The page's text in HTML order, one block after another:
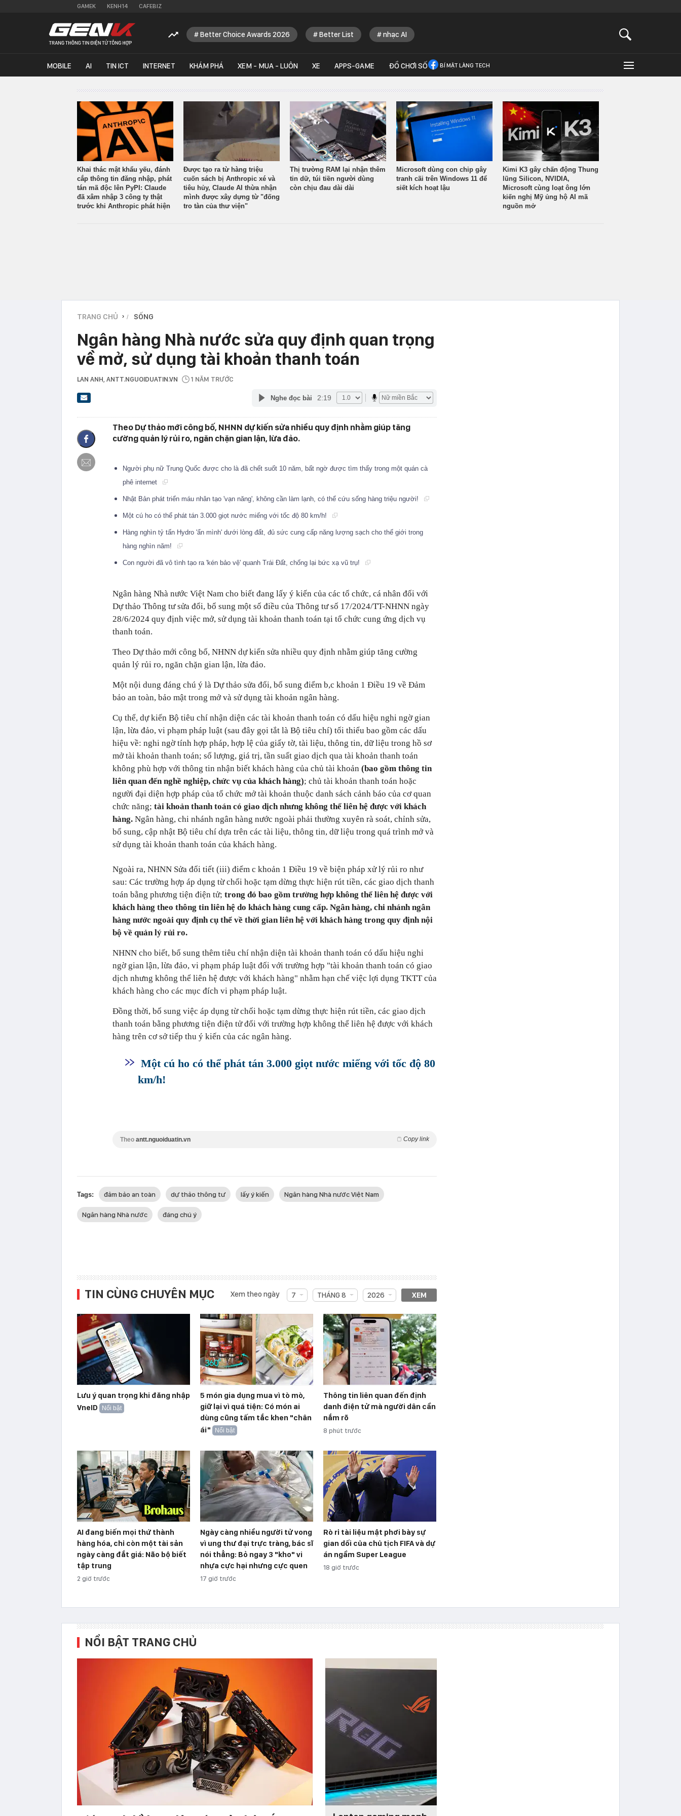
GAMEK KENH14 CAFEBIZ
Better Choice Awards 2026 Better List nhạc AI
MOBILE AI TIN ICT INTERNET KHÁM PHÁ XEM - MUA - LUÔN XE APPS-GAME ĐỒ CHƠI SỐ BÍ MẬT LÀNG TECH
Khai thác mật khẩu yếu, đánh
cắp thông tin đăng nhập, phát
tán mã độc lên PyPI: Claude
đã xâm nhập 3 công ty thật
trước khi Anthropic phát hiện
Được tạo ra từ hàng triệu
cuốn sách bị Anthropic xé và
tiêu hủy, Claude AI thừa nhận
mình được xây dựng từ "đống
tro tàn của thư viện"
Thị trường RAM lại nhận thêm
tin dữ, túi tiền người dùng
còn chịu đau dài dài
Microsoft dùng con chip gây
tranh cãi trên Windows 11 để
siết kích hoạt lậu
Kimi K3 gây chấn động Thung
lũng Silicon, NVIDIA,
Microsoft cùng loạt ông lớn
kiến nghị Mỹ ủng hộ AI mã
nguồn mở
TRANG CHỦ › SỐNG
Ngân hàng Nhà nước sửa quy định quan trọng
về mở, sử dụng tài khoản thanh toán
LAN ANH , ANTT.NGUOIDUATIN.VN 1 NĂM TRƯỚC
Nghe đọc bài 2:19
Theo Dự thảo mới công bố, NHNN dự kiến sửa nhiều quy định nhằm giúp tăng
cường quản lý rủi ro, ngăn chặn gian lận, lừa đảo.
Người phụ nữ Trung Quốc được cho là đã chết suốt 10 năm, bất ngờ được tìm thấy trong một quán cà
phê internet
Nhật Bản phát triển máu nhân tạo 'vạn năng', không cần làm lạnh, có thể cứu sống hàng triệu người!
Một cú ho có thể phát tán 3.000 giọt nước miếng với tốc độ 80 km/h!
Hàng nghìn tỷ tấn Hydro 'ẩn mình' dưới lòng đất, đủ sức cung cấp năng lượng sạch cho thế giới trong
hàng nghìn năm!
Con người đã vô tình tạo ra 'kén bảo vệ' quanh Trái Đất, chống lại bức xạ vũ trụ!
Ngân hàng Nhà nước Việt Nam cho biết đang lấy ý kiến của các tổ chức, cá nhân đối với
Dự thảo Thông tư sửa đổi, bổ sung một số điều của Thông tư số 17/2024/TT-NHNN ngày
28/6/2024 quy định việc mở, sử dụng tài khoản thanh toán tại tổ chức cung ứng dịch vụ
thanh toán.
Theo Dự thảo mới công bố, NHNN dự kiến sửa nhiều quy định nhằm giúp tăng cường
quản lý rủi ro, ngăn chặn gian lận, lừa đảo.
Một nội dung đáng chú ý là Dự thảo sửa đổi, bổ sung điểm b,c khoản 1 Điều 19 về Đảm
bảo an toàn, bảo mật trong mở và sử dụng tài khoản ngân hàng.
Cụ thể, dự kiến Bộ tiêu chí nhận diện các tài khoản thanh toán có dấu hiệu nghi ngờ gian
lận, lừa đảo, vi phạm pháp luật (sau đây gọi tắt là Bộ tiêu chí) tối thiểu bao gồm các dấu
hiệu về: nghi ngờ tính hợp pháp, hợp lệ của giấy tờ, tài liệu, thông tin, dữ liệu trong hồ sơ
mở tài khoản thanh toán; số lượng, giá trị, tần suất giao dịch qua tài khoản thanh toán
không phù hợp với thông tin nhận biết khách hàng của chủ tài khoản (bao gồm thông tin
liên quan đến nghề nghiệp, chức vụ của khách hàng); chủ tài khoản thanh toán hoặc
người đại diện hợp pháp của tổ chức mở tài khoản thuộc danh sách cảnh báo của cơ quan
chức năng; tài khoản thanh toán có giao dịch nhưng không thể liên hệ được với khách
hàng. Ngân hàng, chi nhánh ngân hàng nước ngoài phải thường xuyên rà soát, chỉnh sửa,
bổ sung, cập nhật Bộ tiêu chí dựa trên các tài liệu, thông tin, dữ liệu trong quá trình mở và
sử dụng tài khoản thanh toán của khách hàng.
Ngoài ra, NHNN Sửa đổi tiết (iii) điểm c khoản 1 Điều 19 về biện pháp xử lý rủi ro như
sau: Các trường hợp áp dụng từ chối hoặc tạm dừng thực hiện rút tiền, các giao dịch thanh
toán bằng phương tiện điện tử; trong đó bao gồm trường hợp không thể liên hệ được với
khách hàng theo thông tin liên hệ do khách hàng cung cấp. Ngân hàng, chi nhánh ngân
hàng nước ngoài quy định cụ thể về thời gian liên hệ với khách hàng trong quy định nội
bộ về quản lý rủi ro.
NHNN cho biết, bổ sung thêm tiêu chí nhận diện tài khoản thanh toán có dấu hiệu nghi
ngờ gian lận, lừa đảo, vi phạm pháp luật đối với trường hợp "tài khoản thanh toán có giao
dịch nhưng không thể liên hệ được với khách hàng" nhằm hạn chế việc lợi dụng TKTT của
khách hàng cho các mục đích vi phạm pháp luật.
Đồng thời, bổ sung việc áp dụng từ chối hoặc tạm dừng thực hiện rút tiền, các giao dịch
thanh toán bằng phương tiện điện tử đối với trường hợp không thể liên hệ được với khách
hàng trên cơ sở tiếp thu ý kiến của các ngân hàng.
Một cú ho có thể phát tán 3.000 giọt nước miếng với tốc độ 80
km/h!
Theo antt.nguoiduatin.vn Copy link
Tags: đảm bảo an toàn dự thảo thông tư lấy ý kiến Ngân hàng Nhà nước Việt Nam
Ngân hàng Nhà nước đáng chú ý
TIN CÙNG CHUYÊN MỤC Xem theo ngày 7 THÁNG 8 2026 XEM
Lưu ý quan trọng khi đăng nhập
VneID
Nổi bật
5 món gia dụng mua vì tò mò,
giữ lại vì quá tiện: Có món ai
dùng cũng tấm tắc khen "chân
ái"
Nổi bật
Thông tin liên quan đến định
danh điện tử mà người dân cần
nắm rõ
8 phút trước
AI đang biến mọi thứ thành
hàng hóa, chỉ còn một tài sản
ngày càng đắt giá: Não bộ biết
tập trung
2 giờ trước
Ngày càng nhiều người tử vong
vì ung thư đại trực tràng, bác sĩ
nói thẳng: Bỏ ngay 3 "kho" vi
nhựa cực hại nhưng cực quen
17 giờ trước
Rò rỉ tài liệu mật phơi bày sự
gian dối của chủ tịch FIFA và dự
án ngầm Super League
18 giờ trước
NỔI BẬT TRANG CHỦ